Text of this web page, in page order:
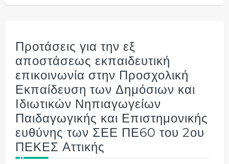
Προτάσεις για την εξ
αποστάσεως εκπαιδευτική
επικοινωνία στην Προσχολική
Εκπαίδευση των Δημόσιων και
Ιδιωτικών Νηπιαγωγείων
Παιδαγωγικής και Επιστημονικής
ευθύνης των ΣΕΕ ΠΕ60 του 2ου
ΠΕΚΕΣ Αττικής